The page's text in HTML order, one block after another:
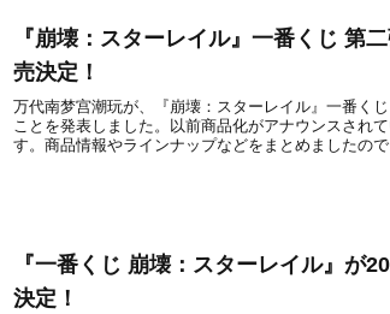
『崩壊：スターレイル』一番くじ 第
売決定！
万代南梦宫潮玩が、『崩壊：スターレイル』一番く
ことを発表しました。以前商品化がアナウンスされ
す。商品情報やラインナップなどをまとめましたの
『一番くじ 崩壊：スターレイル』が
決定！